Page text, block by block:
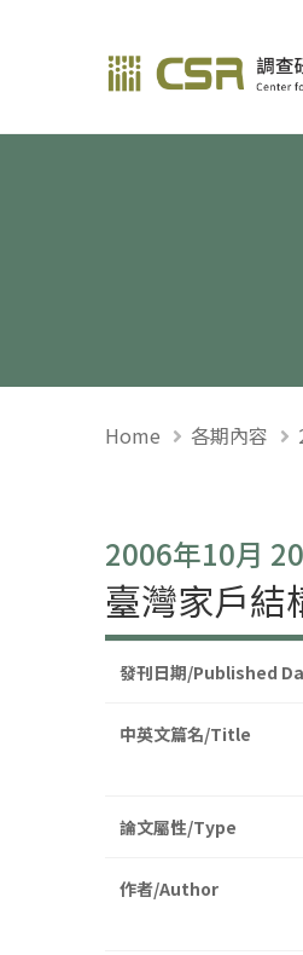
調查研究
Home 各期內容
2006年10月
臺灣家戶結
發刊日期/Published
中英文篇名/Title
論文屬性/Type
作者/Author